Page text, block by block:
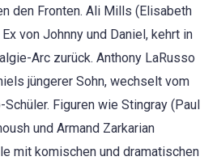
den Fronten. Ali Mills (Elisabeth
von Johnny und Daniel, kehrt in
Arc zurück. Anthony LaRusso
jüngerer Sohn, wechselt vom
Figuren wie Stingray (Paul
und Armand Zarkarian
mit komischen und dramatischen